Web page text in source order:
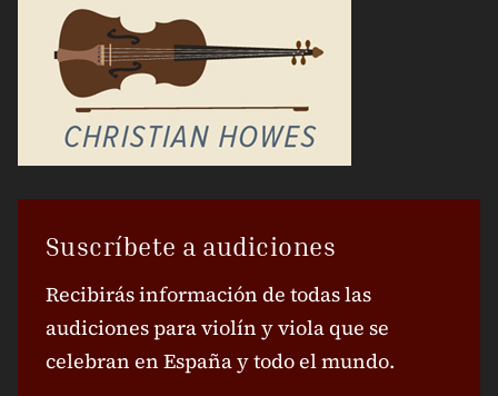
Suscríbete a audiciones
Recibirás información de todas las
audiciones para violín y viola que se
celebran en España y todo el mundo.